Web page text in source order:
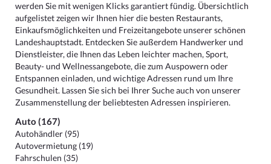
werden Sie mit wenigen Klicks garantiert fündig. Übersichtlich
aufgelistet zeigen wir Ihnen hier die besten Restaurants,
Einkaufsmöglichkeiten und Freizeitangebote unserer schönen
Landeshauptstadt. Entdecken Sie außerdem Handwerker und
Dienstleister, die Ihnen das Leben leichter machen, Sport,
Beauty- und Wellnessangebote, die zum Auspowern oder
Entspannen einladen, und wichtige Adressen rund um Ihre
Gesundheit. Lassen Sie sich bei Ihrer Suche auch von unserer
Zusammenstellung der beliebtesten Adressen inspirieren.
Auto (167)
Autohändler (95)
Autovermietung (19)
Fahrschulen (35)